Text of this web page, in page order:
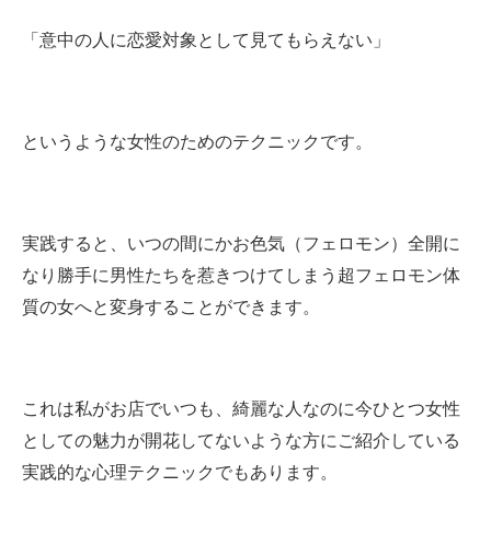
「意中の人に恋愛対象として見てもらえない」
というような女性のためのテクニックです。
実践すると、いつの間にかお色気（フェロモン）全開に
なり勝手に男性たちを惹きつけてしまう超フェロモン体
質の女へと変身することができます。
これは私がお店でいつも、綺麗な人なのに今ひとつ女性
としての魅力が開花してないような方にご紹介している
実践的な心理テクニックでもあります。